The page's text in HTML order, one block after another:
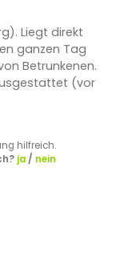
Liegt direkt
ganzen Tag
Betrunkenen.
(vor
hilfreich.
ja/ nein